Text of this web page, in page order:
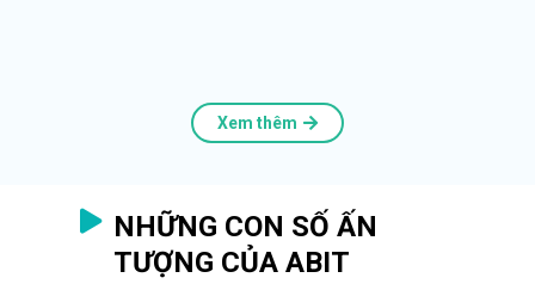
Xem thêm
NHỮNG CON SỐ ẤN
TƯỢNG CỦA ABIT